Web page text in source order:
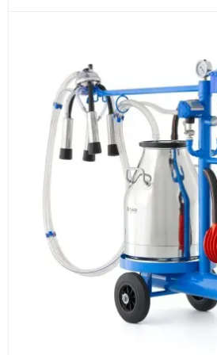
Подбираем оборудование,
стоимость товара и
доставки.
Счёт и оплата
Согласовываем условия,
или спецификацию и
реквизитам.